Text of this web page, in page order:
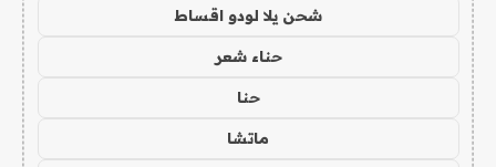
شحن يلا لودو اقساط
حناء شعر
حنا
ماتشا